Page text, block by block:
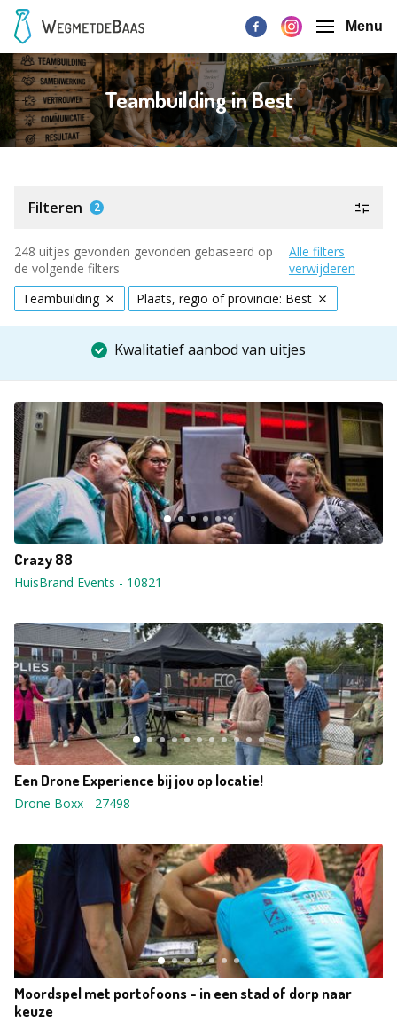
Menu
Teambuilding in Best
Filteren 2
248 uitjes gevonden gevonden gebaseerd op
de volgende filters
Alle filters
verwijderen
Teambuilding
Plaats, regio of provincie: Best
Kwalitatief aanbod van uitjes
Crazy 88
HuisBrand Events - 10821
Een Drone Experience bij jou op locatie!
Drone Boxx - 27498
Moordspel met portofoons - in een stad of dorp naar
keuze